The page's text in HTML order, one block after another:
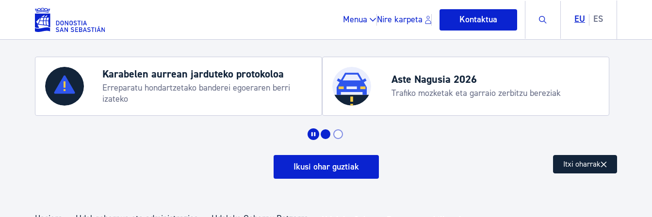
Eduki nagusira joan
Menua Nire karpeta Kontaktua Buscar EU ES
Zerbitzuak
Errolda eta gai pertsonalak
Gune publikoa, hondakinak eta ingurumena
Karabelen aurrean jarduteko protokoloa
Erreparatu hondartzetako banderei egoeraren berri
izateko
Aste Nagusia 2026
Trafiko mozketak eta garraio zerbitzu bereziak
Ikusi ohar guztiak Itxi oharrak